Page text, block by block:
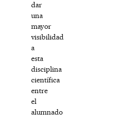
dar
una
mayor
visibilidad
a
esta
disciplina
científica
entre
el
alumnado